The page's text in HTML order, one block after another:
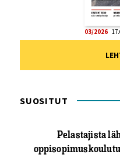
03/2026
SUOSITUT
Pelastajista